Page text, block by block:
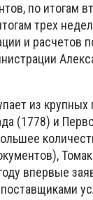
по итогам
трех
и расчетов
из
(1778) и
впервые